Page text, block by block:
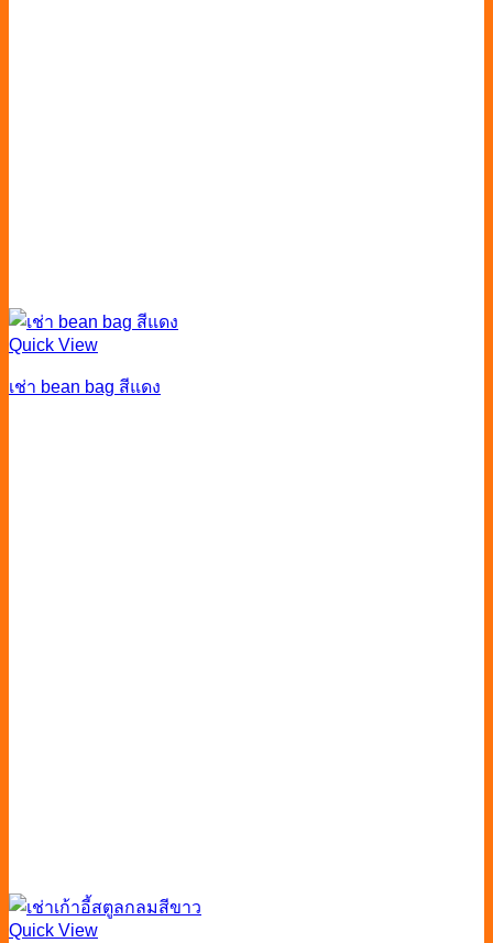
Quick View
เช่า bean bag สีแดง
Quick View